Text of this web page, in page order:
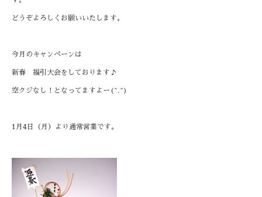
どうぞよろしくお願いいたします。
今月のキャンペーンは
新春 福引大会をしております♪
空クジなし！となってますよー(^.^)
1月4日（月）より通常営業です。